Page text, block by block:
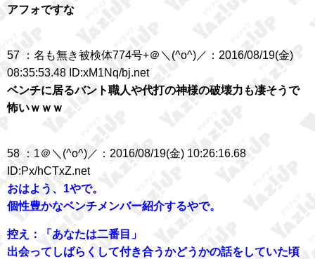
アフォですな
57 ：名も無き被検体774号+＠＼(^o^)／：2016/08/19(金)
08:35:53.48 ID:xM1Nq/bj.net
ベンチに居るバント職人や代打の神様の破壊力も凄そうで
怖いｗｗｗ
58 ：1＠＼(^o^)／：2016/08/19(金) 10:26:16.68
ID:Px/hCTxZ.net
おはよう、1やで。
個性豊かなベンチメンバー紹介するやで。
控え：「あなたは二番目」
出会ってしばらくして付き合うかどうかの話をしていた頃